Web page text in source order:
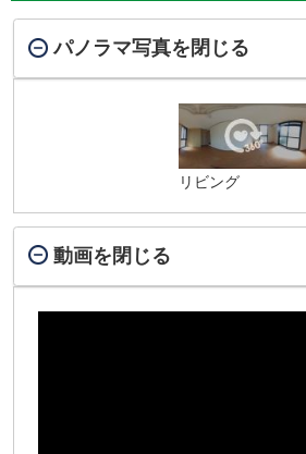
パノラマ写真を閉じる
リビング
動画を閉じる